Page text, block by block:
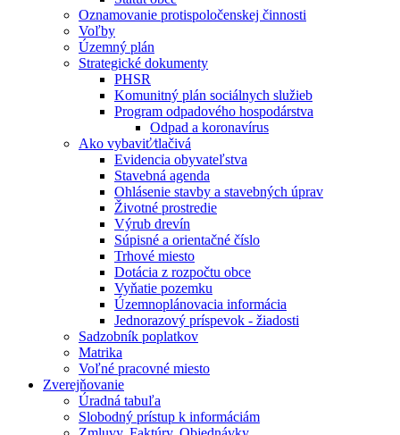
Oznamovanie protispoločenskej činnosti
Voľby
Územný plán
Strategické dokumenty
PHSR
Komunitný plán sociálnych služieb
Program odpadového hospodárstva
Odpad a koronavírus
Ako vybaviť⁄tlačivá
Evidencia obyvateľstva
Stavebná agenda
Ohlásenie stavby a stavebných úprav
Životné prostredie
Výrub drevín
Súpisné a orientačné číslo
Trhové miesto
Dotácia z rozpočtu obce
Vyňatie pozemku
Územnoplánovacia informácia
Jednorazový príspevok - žiadosti
Sadzobník poplatkov
Matrika
Voľné pracovné miesto
Zverejňovanie
Úradná tabuľa
Slobodný prístup k informáciám